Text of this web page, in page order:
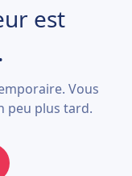
est
Vous
peu plus tard.